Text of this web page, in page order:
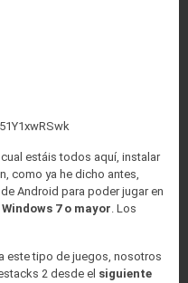
estáis todos aquí, instalar
como ya he dicho antes,
Android para poder jugar en
7 o mayor. Los
este tipo de juegos, nosotros
2 desde el siguiente